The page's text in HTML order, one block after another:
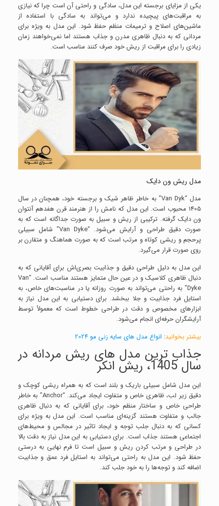
یکی از مزایای برجسته این مدل، سادگی و راحتی آن است چرا که نیازی
به مراقبت‌های پیچیده ندارد و می‌تواند به سادگی با استفاده از
ماشین‌های اصلاح و ترمیمات منظم حفظ شود. این مدل به ویژه برای
مردانی که به دنبال ظاهری مدرن و جذاب هستند اما نمی‌خواهند زمان
زیادی را برای مراقبت از ریش خود صرف کنند مناسب است.
مدل ریش ون دایک
مدل “Van Dyk” به خاطر ظاهر شیک و برجسته خود، همچنان در سال
1405 محبوب است. این مدل که نامش را از هنرمند قرن هفدهم آنتوان
ون دایک گرفته. ترکیبی از ریش و سبیل به صورت جداگانه است که به
صورت دقیق طراحی و آرایش می‌شود. “Van Dyke” شامل سبیلی
پرحجم و ریشی کوتاه و مرتب است که به صورت هماهنگ و متقارن بر
روی صورت قرار می‌گیرد.
این مدل به دلیل طراحی دقیق و جذابیت بصری‌اش برای آقایانی که به
دنبال ظاهری کلاسیک و در عین حال متمایز هستند مناسب است. “Van
Dyke” به راحتی می‌تواند به صورت روزانه یا در مناسبت‌های خاص، به
استایل فرد جذابیت و جلا ببخشد. برای دستیابی به این مدل نیاز به
ابزارهای مخصوص و دقت در طراحی خطوط است که معمولاً توسط
آرایشگران حرفه‌ای انجام می‌شود.
بیشتر بخوانید: انواع مدل های سایه زنی مو 2024
جذاب ترین مدل های ریش مردانه در
سال 1405، ریش انکر
این مدل شامل سبیلی باریک و بلند است که به همراه ریشی کوچک و
دقیق زیر لب، ظاهری خاص و متفاوت ایجاد می‌کند. “Anchor” به خاطر
طراحی خاص و ساختار منظم خود، برای آقایانی که به دنبال ظاهری
جالب و متفاوت هستند گزینه‌ای مناسب است. این مدل به ویژه برای
کسانی که به دنبال جلب توجه و ایجاد تاثیر در مجالس و محیط‌های
اجتماعی هستند جذاب است. برای دستیابی به این مدل نیاز به دقت بالا
در طراحی و مرتب کردن ریش و سبیل است تا فرم نهایی به درستی
حفظ شود. این مدل به راحتی می‌تواند به استایل فرد عمق و جذابیت
اضافه کند و توجه‌ها را به خود جلب کند.